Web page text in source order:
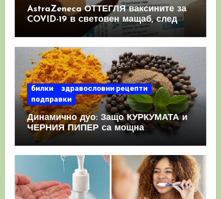
AstraZeneca ОТТЕГЛЯ ваксините за
COVID-19 в световен мащаб, след
като призна, че те причиняват
билки
здравословни рецепти
подправки
Динамично дуо: Защо КУРКУМАТА и
ЧЕРНИЯ ПИПЕР са мощна
комбинация